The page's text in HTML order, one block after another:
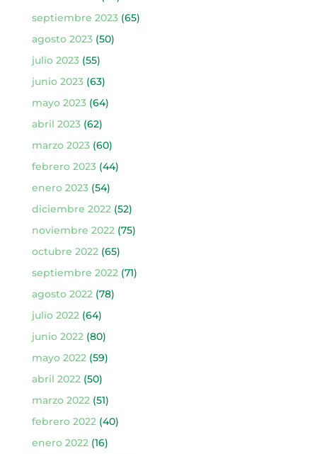
septiembre 2023(65)
agosto 2023(50)
julio 2023(55)
junio 2023(63)
mayo 2023(64)
abril 2023(62)
marzo 2023(60)
febrero 2023(44)
enero 2023(54)
diciembre 2022 (52)
noviembre 2022 (75)
octubre 2022 (65)
septiembre 2022 (71)
agosto 2022 (78)
julio 2022 (64)
junio 2022 (80)
mayo 2022 (59)
abril 2022 (50)
marzo 2022 (51)
febrero 2022 (40)
enero 2022 (16)